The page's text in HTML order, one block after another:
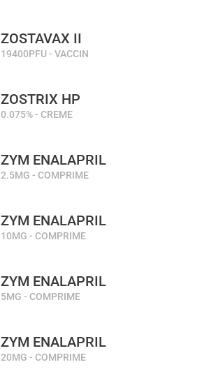
ZOSTAVAX II
19400PFU - VACCIN
ZOSTRIX HP
0.075% - CREME
ZYM ENALAPRIL
2.5MG - COMPRIME
ZYM ENALAPRIL
10MG - COMPRIME
ZYM ENALAPRIL
5MG - COMPRIME
ZYM ENALAPRIL
20MG - COMPRIME